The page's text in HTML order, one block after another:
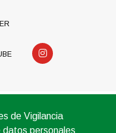
de Vigilancia
personales